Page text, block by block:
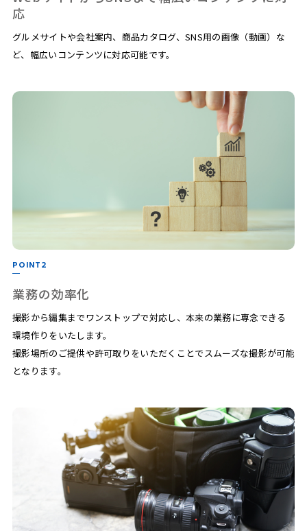
応
グルメサイトや会社案内、商品カタログ、SNS用の画像（動画）な
ど、幅広いコンテンツに対応可能です。
POINT2
業務の効率化
撮影から編集までワンストップで対応し、本来の業務に専念できる
環境作りをいたします。
撮影場所のご提供や許可取りをいただくことでスムーズな撮影が可能
となります。